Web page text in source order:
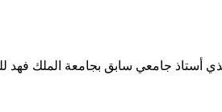
أستاذ جامعي سابق بجامعة الملك فهد